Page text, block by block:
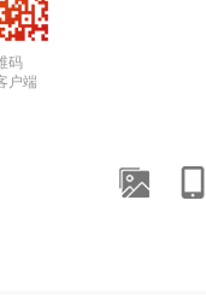
念阿嬷（mó），请说
码
户端